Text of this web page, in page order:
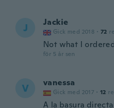
J Jackie
Gick med 2018 · 72
Not what I
för 5 år sen
V vanessa
Gick med 2017 · 12
A la basura